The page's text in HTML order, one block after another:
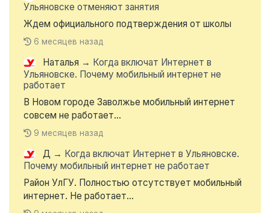
Ульяновске отменяют занятия
Ждем официального подтверждения от школы
6 месяцев назад
Наталья → Когда включат Интернет в
Ульяновске. Почему мобильный интернет не
работает
В Новом городе Заволжье мобильный интернет
совсем не работает...
9 месяцев назад
Д → Когда включат Интернет в Ульяновске.
Почему мобильный интернет не работает
Район УлГУ. Полностью отсутствует мобильный
интернет. Не работает...